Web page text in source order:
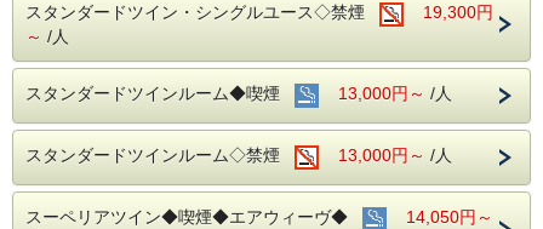
スタンダードツイン・シングルユース◇禁煙
19,300円
～ /人
スタンダードツインルーム◆喫煙 13,000円～ /人
スタンダードツインルーム◇禁煙 13,000円～ /人
スーペリアツイン◆喫煙◆エアウィーヴ◆
14,050円～